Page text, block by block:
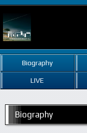
Biography
LIVE
Biography